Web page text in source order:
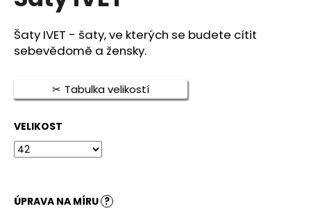
z
5
hvězdiček.
Šaty IVET - šaty, ve kterých se budete cítit
sebevědomě a žensky.
Tabulka velikostí
VELIKOST
ÚPRAVA NA MÍRU ?
j
í